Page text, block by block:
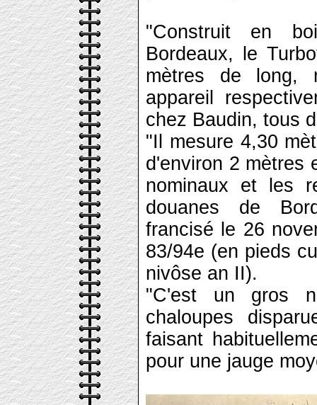
"Construit en
Bordeaux, le
mètres de long,
appareil
chez Baudin, tous
"Il mesure 4,30
d'environ 2 mètres
nominaux et les
douanes de
francisé le 26
83/94e (en pieds
nivôse an II).
"C'est un gros
chaloupes
faisant
pour une jauge